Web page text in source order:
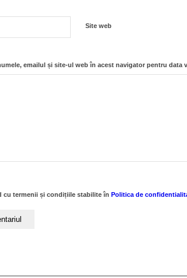
Site web
emailul și site-ul web în acest navigator pentru data
cu termenii și condițiile stabilite în Politica de